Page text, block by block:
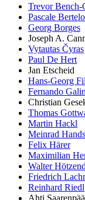
Trevor Bench-
Pascale
Georg Borges
Joseph A.
Vytautas Čyras
Paul De Hert
Jan Etscheid
Hans-Georg
Fernando
Christian
Thomas
Martin Hackl
Meinrad
Felix Härer
Maximilian
Walter
Friedrich
Reinhard Riedl
Ahti Saarenpää